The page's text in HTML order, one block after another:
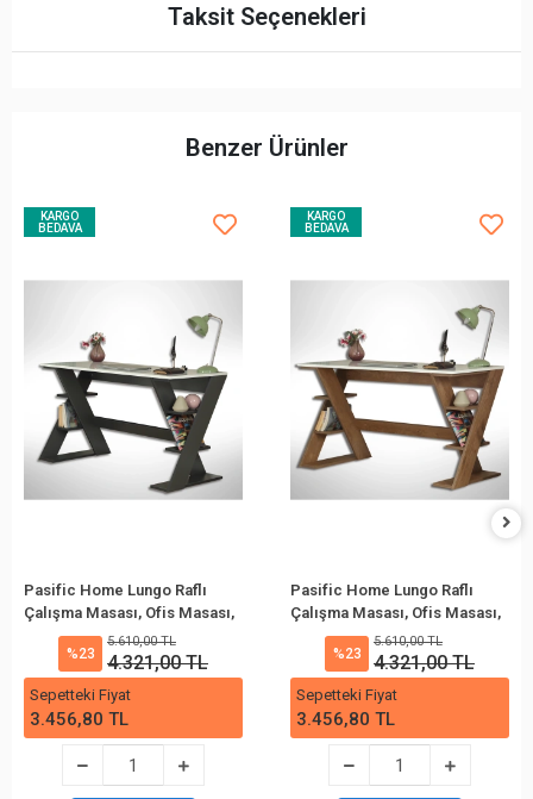
Taksit Seçenekleri
Benzer Ürünler
KARGO
BEDAVA
Pasific Home Lungo Raflı
Çalışma Masası, Ofis Masası,
60X140 Cm, Antrasit&Beyaz
%23
5.610,00 TL
4.321,00 TL
Sepetteki Fiyat
3.456,80 TL
KARGO
BEDAVA
Pasific Home Lungo Raflı
Çalışma Masası, Ofis Masası,
60X140 Cm, Koyu
Meşe&Beyaz
%23
5.610,00 TL
4.321,00 TL
Sepetteki Fiyat
3.456,80 TL